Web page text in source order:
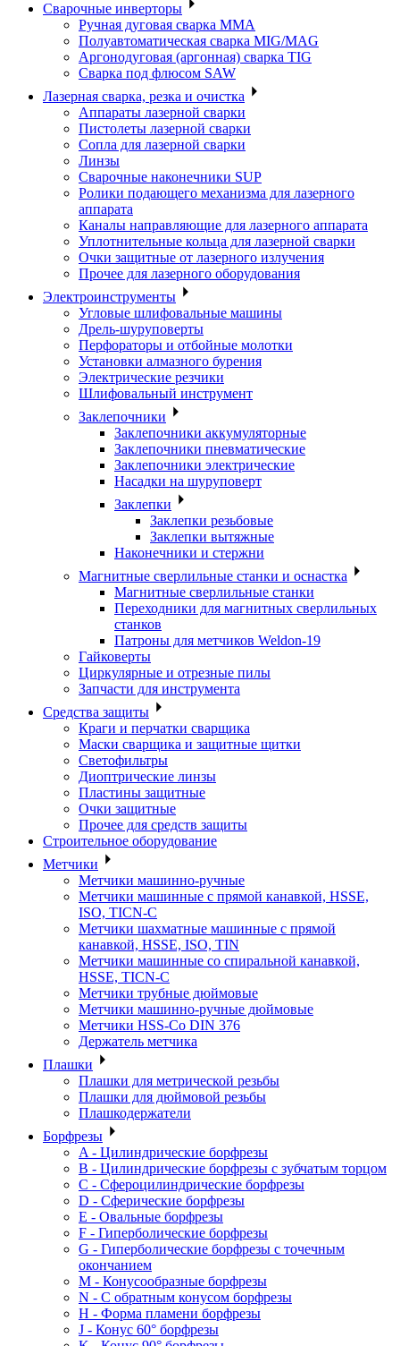
Сварочные инверторы
Ручная дуговая сварка MMA
Полуавтоматическая сварка MIG/MAG
Аргонодуговая (аргонная) сварка TIG
Сварка под флюсом SAW
Лазерная сварка, резка и очистка
Аппараты лазерной сварки
Пистолеты лазерной сварки
Сопла для лазерной сварки
Линзы
Сварочные наконечники SUP
Ролики подающего механизма для лазерного
аппарата
Каналы направляющие для лазерного аппарата
Уплотнительные кольца для лазерной сварки
Очки защитные от лазерного излучения
Прочее для лазерного оборудования
Электроинструменты
Угловые шлифовальные машины
Дрель-шуруповерты
Перфораторы и отбойные молотки
Установки алмазного бурения
Электрические резчики
Шлифовальный инструмент
Заклепочники
Заклепочники аккумуляторные
Заклепочники пневматические
Заклепочники электрические
Насадки на шуруповерт
Заклепки
Заклепки резьбовые
Заклепки вытяжные
Наконечники и стержни
Магнитные сверлильные станки и оснастка
Магнитные сверлильные станки
Переходники для магнитных сверлильных
станков
Патроны для метчиков Weldon-19
Гайковерты
Циркулярные и отрезные пилы
Запчасти для инструмента
Средства защиты
Краги и перчатки сварщика
Маски сварщика и защитные щитки
Светофильтры
Диоптрические линзы
Пластины защитные
Очки защитные
Прочее для средств защиты
Строительное оборудование
Метчики
Метчики машинно-ручные
Метчики машинные с прямой канавкой, HSSE,
ISO, TICN-C
Метчики шахматные машинные с прямой
канавкой, HSSE, ISO, TIN
Метчики машинные со спиральной канавкой,
HSSE, TICN-C
Метчики трубные дюймовые
Метчики машинно-ручные дюймовые
Метчики HSS-Co DIN 376
Держатель метчика
Плашки
Плашки для метрической резьбы
Плашки для дюймовой резьбы
Плашкодержатели
Борфрезы
A - Цилиндрические борфрезы
B - Цилиндрические борфрезы с зубчатым торцом
C - Сфероцилиндрические борфрезы
D - Сферические борфрезы
E - Овальные борфрезы
F - Гиперболические борфрезы
G - Гиперболические борфрезы с точечным
окончанием
M - Конусообразные борфрезы
N - С обратным конусом борфрезы
H - Форма пламени борфрезы
J - Конус 60° борфрезы